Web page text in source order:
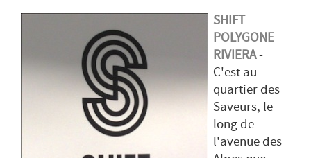
SHIFT
POLYGONE
RIVIERA-
C'est au
quartier des
Saveurs, le
long de
l'avenue des